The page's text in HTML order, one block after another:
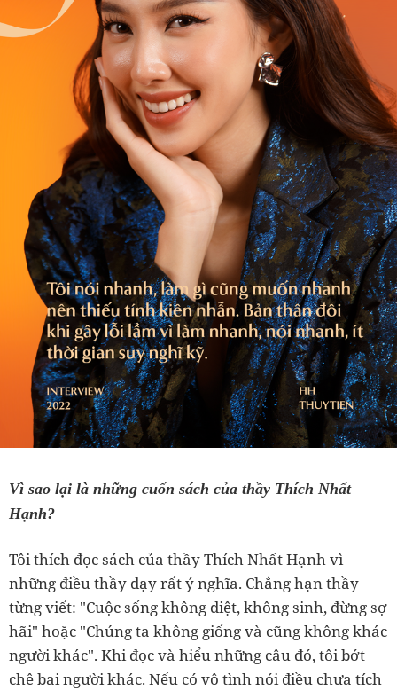
Vì sao lại là những cuốn sách của thầy Thích Nhất
Hạnh?
Tôi thích đọc sách của thầy Thích Nhất Hạnh vì
những điều thầy dạy rất ý nghĩa. Chẳng hạn thầy
từng viết: "Cuộc sống không diệt, không sinh, đừng sợ
hãi" hoặc "Chúng ta không giống và cũng không khác
người khác". Khi đọc và hiểu những câu đó, tôi bớt
chê bai người khác. Nếu có vô tình nói điều chưa tích